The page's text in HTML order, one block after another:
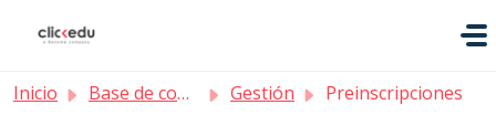
Inicio Base de conocimientos Gestión Preinscripciones